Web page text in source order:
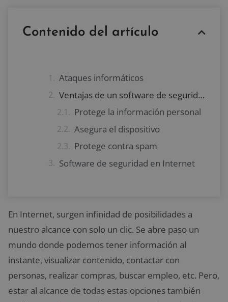
Contenido del artículo
Ataques informáticos
Ventajas de un software de seguridad
Protege la información personal
Asegura el dispositivo
Protege contra spam
Software de seguridad en Internet
En Internet, surgen infinidad de posibilidades a
nuestro alcance con solo un clic. Se abre paso un
mundo donde podemos tener información al
instante, visualizar contenido, contactar con
personas, realizar compras, buscar empleo, etc. Pero,
estar al alcance de todas estas opciones también